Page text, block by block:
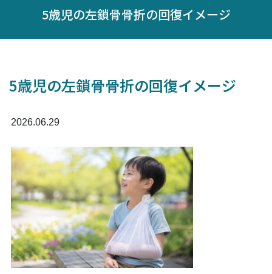
5歳児の左鎖骨骨折の回復イメージ
5歳児の左鎖骨骨折の回復イメージ
2026.06.29